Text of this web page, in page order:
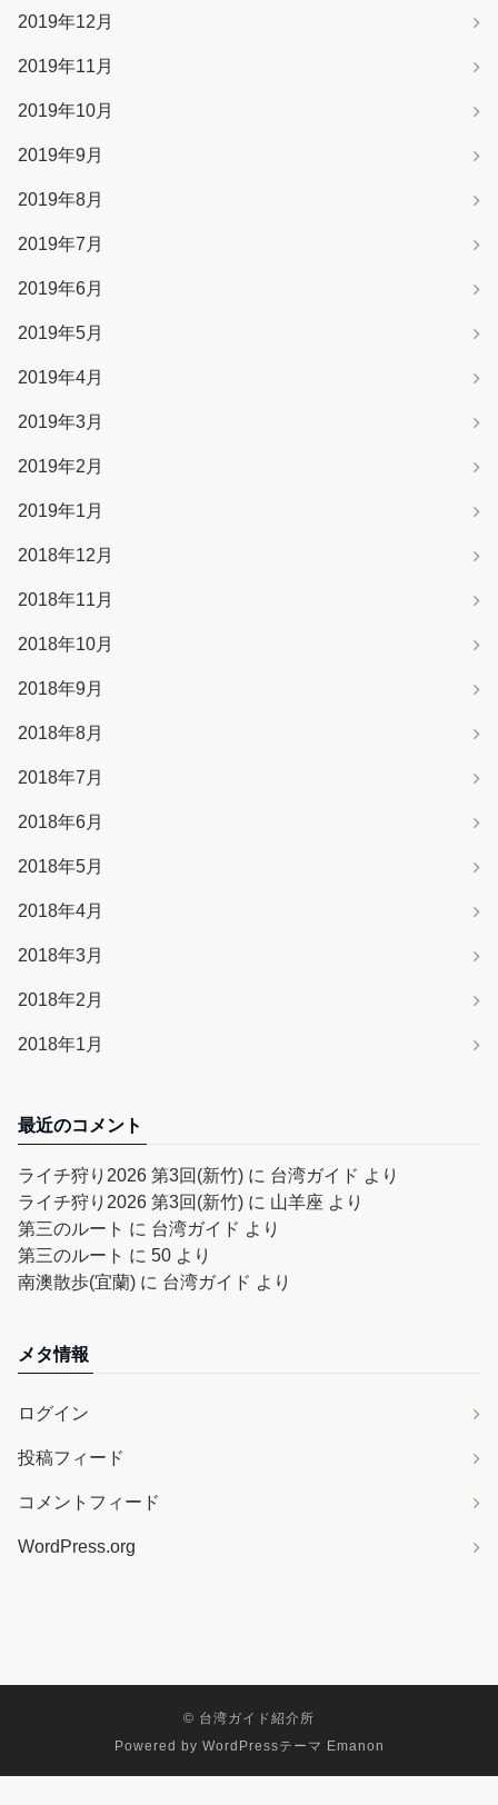
2019年12月
2019年11月
2019年10月
2019年9月
2019年8月
2019年7月
2019年6月
2019年5月
2019年4月
2019年3月
2019年2月
2019年1月
2018年12月
2018年11月
2018年10月
2018年9月
2018年8月
2018年7月
2018年6月
2018年5月
2018年4月
2018年3月
2018年2月
2018年1月
最近のコメント
ライチ狩り2026 第3回(新竹) に 台湾ガイド より
ライチ狩り2026 第3回(新竹) に 山羊座 より
第三のルート に 台湾ガイド より
第三のルート に 50 より
南澳散歩(宜蘭) に 台湾ガイド より
メタ情報
ログイン
投稿フィード
コメントフィード
WordPress.org
© 台湾ガイド紹介所
Powered by WordPressテーマ Emanon